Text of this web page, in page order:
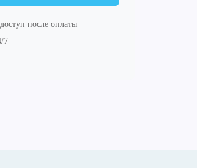
после оплаты
7